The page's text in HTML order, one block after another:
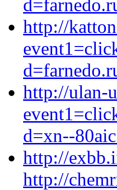
http://
http://ulan-
d=xn--
http://
http://